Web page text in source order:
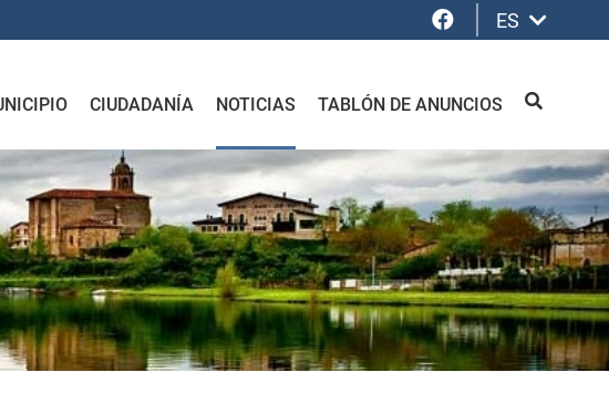
Facebook
ES
CIUDADANÍA NOTICIAS TABLÓN DE ANUNCIOS BUSCAR